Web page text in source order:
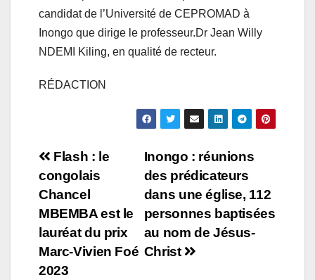
candidat de l’Université de CEPROMAD à
Inongo que dirige le professeur.Dr Jean Willy
NDEMI Kiling, en qualité de recteur.
RÉDACTION
Navigation
de
l’article
Inongo : réunions
des prédicateurs
dans une église, 112
personnes baptisées
au nom de Jésus-
Christ
Flash : le
congolais
Chancel
MBEMBA est le
lauréat du prix
Marc-Vivien Foé
2023